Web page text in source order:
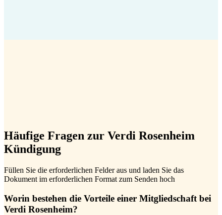
Häufige Fragen zur Verdi Rosenheim
Kündigung
Füllen Sie die erforderlichen Felder aus und laden Sie das
Dokument im erforderlichen Format zum Senden hoch
Worin bestehen die Vorteile einer Mitgliedschaft bei
Verdi Rosenheim?